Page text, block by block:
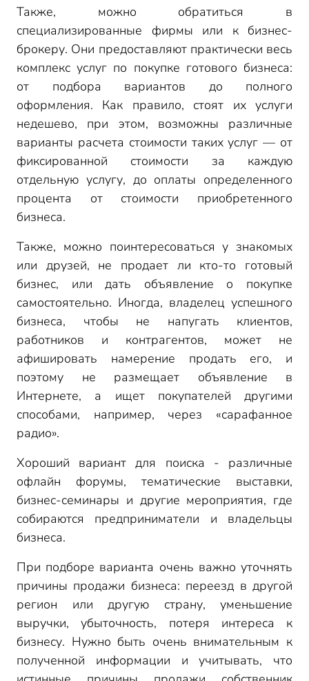
Также, можно обратиться в
специализированные фирмы или к бизнес-
брокеру. Они предоставляют практически весь
комплекс услуг по покупке готового бизнеса:
от подбора вариантов до полного
оформления. Как правило, стоят их услуги
недешево, при этом, возможны различные
варианты расчета стоимости таких услуг — от
фиксированной стоимости за каждую
отдельную услугу, до оплаты определенного
процента от стоимости приобретенного
бизнеса.
Также, можно поинтересоваться у знакомых
или друзей, не продает ли кто-то готовый
бизнес, или дать объявление о покупке
самостоятельно. Иногда, владелец успешного
бизнеса, чтобы не напугать клиентов,
работников и контрагентов, может не
афишировать намерение продать его, и
поэтому не размещает объявление в
Интернете, а ищет покупателей другими
способами, например, через «сарафанное
радио».
Хороший вариант для поиска - различные
офлайн форумы, тематические выставки,
бизнес-семинары и другие мероприятия, где
собираются предприниматели и владельцы
бизнеса.
При подборе варианта очень важно уточнять
причины продажи бизнеса: переезд в другой
регион или другую страну, уменьшение
выручки, убыточность, потеря интереса к
бизнесу. Нужно быть очень внимательным к
полученной информации и учитывать, что